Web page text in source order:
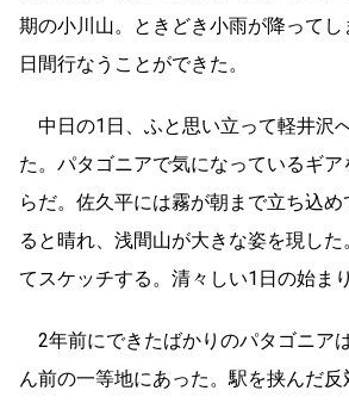
期の小川山。ときどき小雨が降って
日間行なうことができた。
中日の1 日、ふと思い立って軽井沢
た。パタゴニアで気になっているギ
らだ。佐久平には霧が朝まで立ち込
ると晴れ、浅間山が大きな姿を現し
てスケッチする。清々しい1 日の始ま
2年前にできたばかりのパタゴニア
ん前の一等地にあった。駅を挟んだ